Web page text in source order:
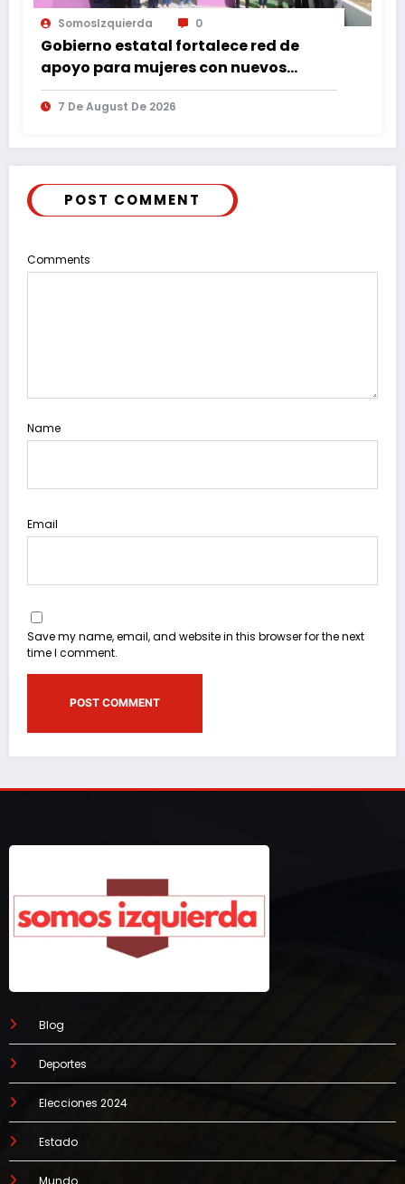
SomosIzquierda 0
Gobierno estatal fortalece red de
apoyo para mujeres con nuevos
espacios de atención en Puebla
7 De August De 2026
POST COMMENT
Comments
Name
Email
Save my name, email, and website in this browser for the next
time I comment.
Blog
Deportes
Elecciones 2024
Estado
Mundo